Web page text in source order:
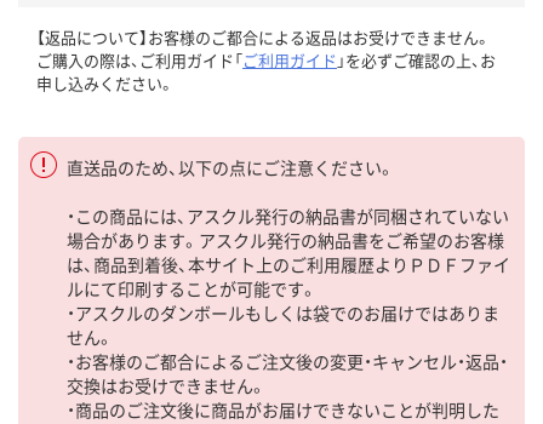
【返品について】お客様のご都合による返品はお受けできません。
ご購入の際は、ご利用ガイド「ご利用ガイド 」を必ずご確認の上、お
申し込みください。
直送品のため、以下の点にご注意ください。
・この商品には、アスクル発行の納品書が同梱されていない
場合があります。アスクル発行の納品書をご希望のお客様
は、商品到着後、本サイト上のご利用履歴よりＰＤＦファイ
ルにて印刷することが可能です。
・アスクルのダンボールもしくは袋でのお届けではありま
せん。
・お客様のご都合によるご注文後の変更・キャンセル・返品・
交換はお受けできません。
・商品のご注文後に商品がお届けできないことが判明した